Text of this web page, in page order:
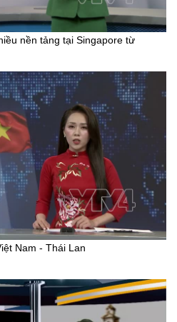
nền tảng tại Singapore từ
Nam - Thái Lan